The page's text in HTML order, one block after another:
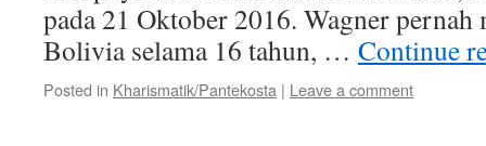
pada 21 Oktober 2016. Wagner
Bolivia selama 16 tahun, … Continue
Posted in Kharismatik/Pantekosta | Leave a comment